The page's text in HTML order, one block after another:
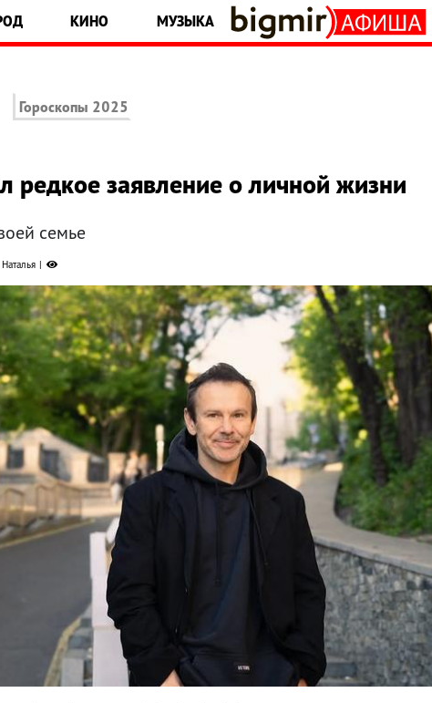
КИНО МУЗЫКА
Гороскопы 2025
редкое заявление о личной жизни
семье